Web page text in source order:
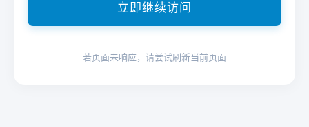
立即继续访问
若页面未响应，请尝试刷新当前页面